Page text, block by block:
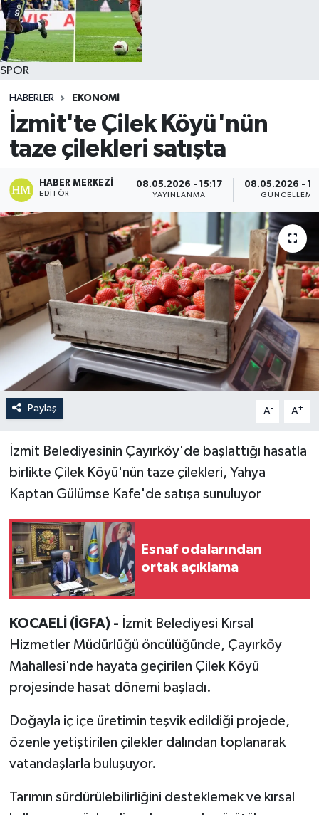
SPOR
HABERLER EKONOMİ
İzmit'te Çilek Köyü'nün
taze çilekleri satışta
HABER MERKEZI
EDITÖR
08.05.2026 - 15:17
YAYINLANMA
08.05.2026 -
GÜNCELLEME
Paylaş A- A+
İzmit Belediyesinin Çayırköy'de başlattığı hasatla
birlikte Çilek Köyü'nün taze çilekleri, Yahya
Kaptan Gülümse Kafe'de satışa sunuluyor
Esnaf odalarından
ortak açıklama
KOCAELİ (İGFA) - İzmit Belediyesi Kırsal
Hizmetler Müdürlüğü öncülüğünde, Çayırköy
Mahallesi'nde hayata geçirilen Çilek Köyü
projesinde hasat dönemi başladı.
Doğayla iç içe üretimin teşvik edildiği projede,
özenle yetiştirilen çilekler dalından toplanarak
vatandaşlarla buluşuyor.
Tarımın sürdürülebilirliğini desteklemek ve kırsal